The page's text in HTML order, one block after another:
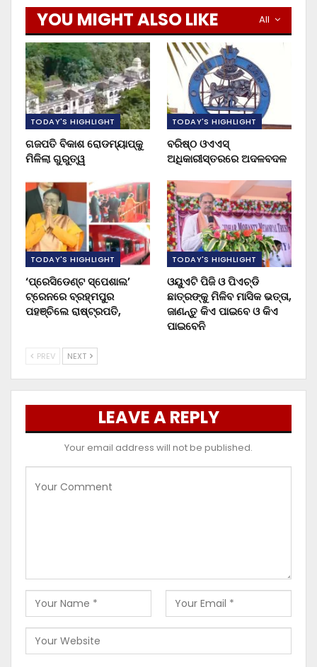
All
YOU MIGHT ALSO LIKE
TODAY'S HIGHLIGHT
ଗଜପତି ବିକାଶ ରୋଡମ୍ୟାପ୍‌କୁ
ମିଳିଲା ଗୁରୁତ୍ୱ
TODAY'S HIGHLIGHT
ବରିଷ୍ଠ ଓଏଏସ୍‌
ଅଧିକାରୀସ୍ତରରେ ଅଦଳବଦଳ
TODAY'S HIGHLIGHT
‘ପ୍ରେସିଡେଣ୍ଟ ସ୍ପେଶାଲ’
ଟ୍ରେନରେ ବ୍ରହ୍ମପୁର
ପହଞ୍ଚିଲେ ରାଷ୍ଟ୍ରପତି,
TODAY'S HIGHLIGHT
ଓୟୁଏଟି ପିଜି ଓ ପିଏଚ୍‌ଡି
ଛାତ୍ରଙ୍କୁ ମିଳିବ ମାସିକ ଭତ୍ତା,
ଜାଣନ୍ତୁ କିଏ ପାଇବେ ଓ କିଏ
ପାଇବେନି
PREV NEXT
LEAVE A REPLY
Your email address will not be published.